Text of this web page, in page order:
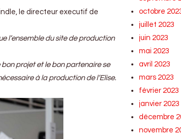
le directeur executif de
l’ensemble du site de production
bon projet et le bon partenaire se
à la production de l’Elise.
octobre
juillet 2023
juin 2023
mai 2023
avril 2023
mars 2023
février 2023
janvier 2023
décembre
novembre